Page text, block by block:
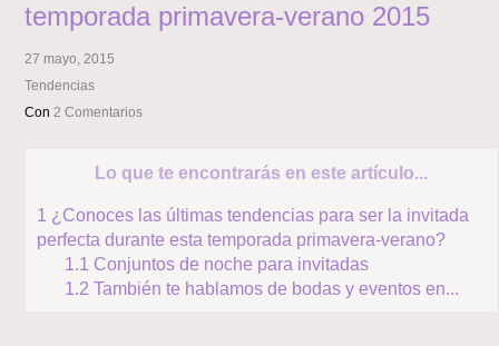
temporada primavera-verano 2015
27 mayo, 2015
Tendencias
Con2 Comentarios
Lo que te encontrarás en este artículo...
1 ¿Conoces las últimas tendencias para ser la invitada
perfecta durante esta temporada primavera-verano?
1.1 Conjuntos de noche para invitadas
1.2 También te hablamos de bodas y eventos en...